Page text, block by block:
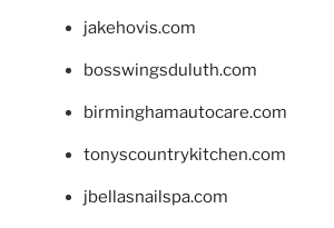
jakehovis.com
bosswingsduluth.com
birminghamautocare.com
tonyscountrykitchen.com
jbellasnailspa.com